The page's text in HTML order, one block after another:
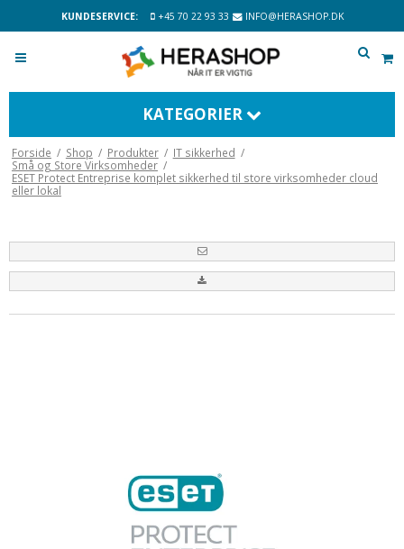
KUNDESERVICE: +45 70 22 93 33 INFO@HERASHOP.DK
KATEGORIER
Forside / Shop / Produkter / IT sikkerhed /
Små og Store Virksomheder /
ESET Protect Entreprise komplet sikkerhed til store virksomheder cloud
eller lokal